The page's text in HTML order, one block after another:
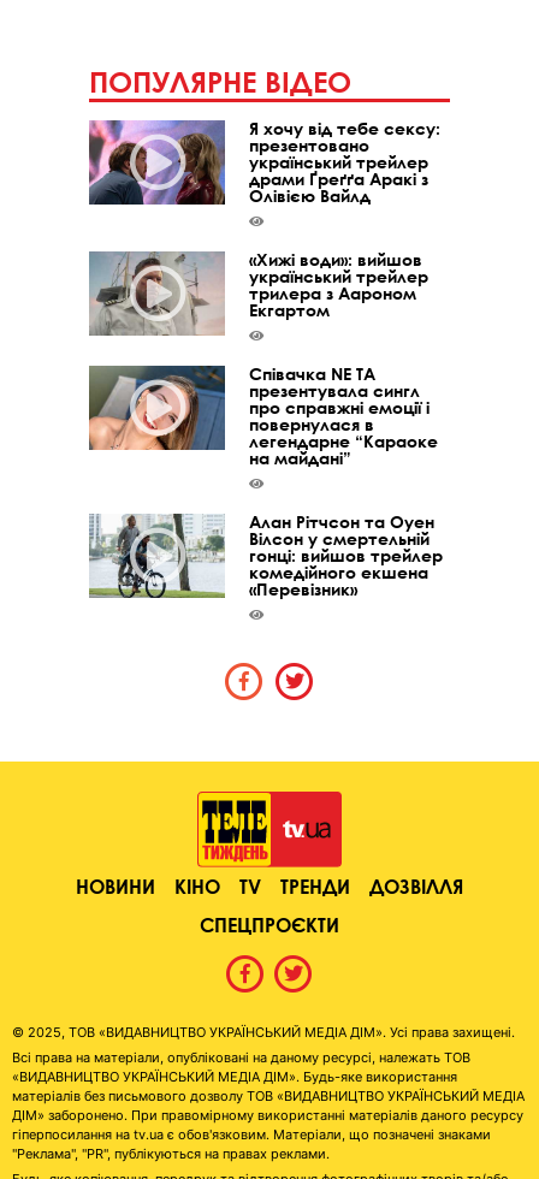
ПОПУЛЯРНЕ ВІДЕО
Я хочу від тебе сексу:
презентовано
український трейлер
драми Ґреґґа Аракі з
Олівією Вайлд
«Хижі води»: вийшов
український трейлер
трилера з Аароном
Екгартом
Співачка NE TA
презентувала сингл
про справжні емоції і
повернулася в
легендарне “Караоке
на майдані”
Алан Рітчсон та Оуен
Вілсон у смертельній
гонці: вийшов трейлер
комедійного екшена
«Перевізник»
НОВИНИ КІНО TV ТРЕНДИ
ДОЗВІЛЛЯ
СПЕЦПРОЄКТИ
© 2025, ТОВ «ВИДАВНИЦТВО УКРАЇНСЬКИЙ МЕДІА ДІМ». Усі права захищені.
Всі права на матеріали, опубліковані на даному ресурсі, належать ТОВ
«ВИДАВНИЦТВО УКРАЇНСЬКИЙ МЕДІА ДІМ». Будь-яке використання
матеріалів без письмового дозволу ТОВ «ВИДАВНИЦТВО УКРАЇНСЬКИЙ МЕДІА
ДІМ» заборонено. При правомірному використанні матеріалів даного ресурсу
гіперпосилання на tv.ua є обов'язковим. Матеріали, що позначені знаками
"Реклама", "PR", публікуються на правах реклами.